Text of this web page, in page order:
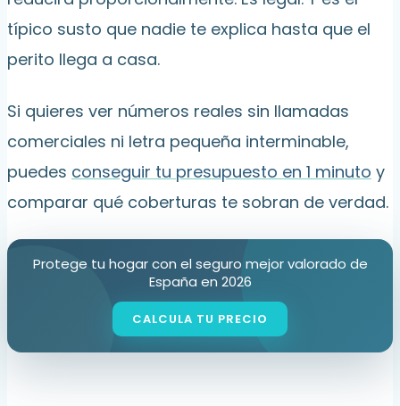
típico susto que nadie te explica hasta que el
perito llega a casa.
Si quieres ver números reales sin llamadas
comerciales ni letra pequeña interminable,
puedes conseguir tu presupuesto en 1 minuto y
comparar qué coberturas te sobran de verdad.
Protege tu hogar con el seguro mejor valorado de
España en 2026